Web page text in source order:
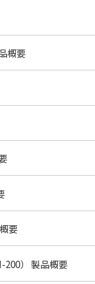
概要
要
） 製品概要